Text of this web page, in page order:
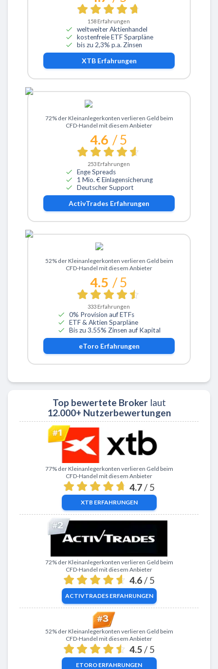
158 Erfahrungen
weltweiter Aktienhandel
kostenfreie ETF Sparpläne
bis zu 2,3% p.a. Zinsen
XTBErfahrungen
Zu ActivTrades
72% der Kleinanlegerkonten verlieren Geld beim
CFD-Handel mit diesem Anbieter
4.6 / 5
253 Erfahrungen
Enge Spreads
1 Mio. € Einlagensicherung
Deutscher Support
ActivTrades Erfahrungen
Zu eToro
52% der Kleinanlegerkonten verlieren Geld beim
CFD-Handel mit diesem Anbieter
4.5 / 5
333 Erfahrungen
0% Provision auf ETFs
ETF & Aktien Sparpläne
Bis zu 3.55% Zinsen auf Kapital
eToro Erfahrungen
Top bewertete Brokerlaut
12.000+ Nutzerbewertungen
Zu XTB
77% der Kleinanlegerkonten verlieren Geld beim
CFD-Handel mit diesem Anbieter
4.7 / 5
XTB ERFAHRUNGEN
Zu ActivTrades
72% der Kleinanlegerkonten verlieren Geld beim
CFD-Handel mit diesem Anbieter
4.6 / 5
ACTIVTRADESERFAHRUNGEN
Zu eToro
52% der Kleinanlegerkonten verlieren Geld beim
CFD-Handel mit diesem Anbieter
4.5 / 5
ETORO ERFAHRUNGEN